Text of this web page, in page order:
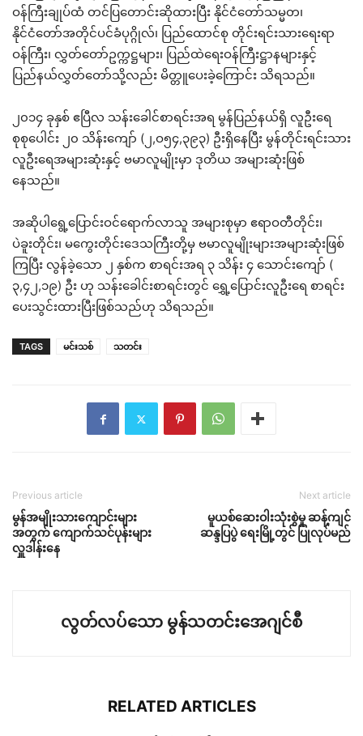
ဝန်ကြီးချုပ်ထံ တင်ပြတောင်းဆိုထားပြီး နိုင်ငံတော်သမ္မတ၊
နိုင်ငံတော်အတိုင်ပင်ခံပုဂ္ဂိုလ်၊ ပြည်ထောင်စု တိုင်းရင်းသားရေးရာ
ဝန်ကြီး၊ လွှတ်တော်ဥက္ကဋ္ဌများ၊ ပြည်ထဲရေးဝန်ကြီးဋ္ဌာနများနှင့်
ပြည်နယ်လွှတ်တော်သို့လည်း မိတ္တူပေးခဲ့ကြောင်း သိရသည်။
၂၀၁၄ ခုနှစ် ဧပြီလ သန်းခေါင်စာရင်းအရ မွန်ပြည်နယ်ရှိ လူဦးရေ
စုစုပေါင်း ၂၀ သိန်းကျော် (၂,ဝ၅၄,၃၉၃) ဦးရှိနေပြီး မွန်တိုင်းရင်းသား
လူဦးရေအများဆုံးနှင့် ဗမာလူမျိုးမှာ ဒုတိယ အများဆုံးဖြစ်
နေသည်။
အဆိုပါရွေ့ပြောင်းဝင်ရောက်လာသူ အများစုမှာ ဧရာဝတီတိုင်း၊
ပဲခူးတိုင်း၊ မကွေးတိုင်းဒေသကြီးတို့မှ ဗမာလူမျိုးများအများဆုံးဖြစ်
ကြပြီး လွန်ခဲ့သော ၂ နှစ်က စာရင်းအရ ၃ သိန်း ၄ သောင်းကျော် (
၃,၄၂,၁၉) ဦး ဟု သန်းခေါင်းစာရင်းတွင် ရွှေ့ပြောင်းလူဦးရေ စာရင်း
ပေးသွင်းထားပြီးဖြစ်သည်ဟု သိရသည်။
TAGS မင်းသစ် သတင်း
Previous article
မွန်အမျိုးသားကျောင်းများ
အတွက် ကျောက်သင်ပုန်းများ
လှူဒါန်းနေ
Next article
မူယစ်ဆေးဝါးသုံးစွဲမှု ဆန့်ကျင်
ဆန္ဒပြပွဲ ရေးမြို့တွင် ပြုလုပ်မည်
လွတ်လပ်သော မွန်သတင်းအေဂျင်စီ
RELATED ARTICLES